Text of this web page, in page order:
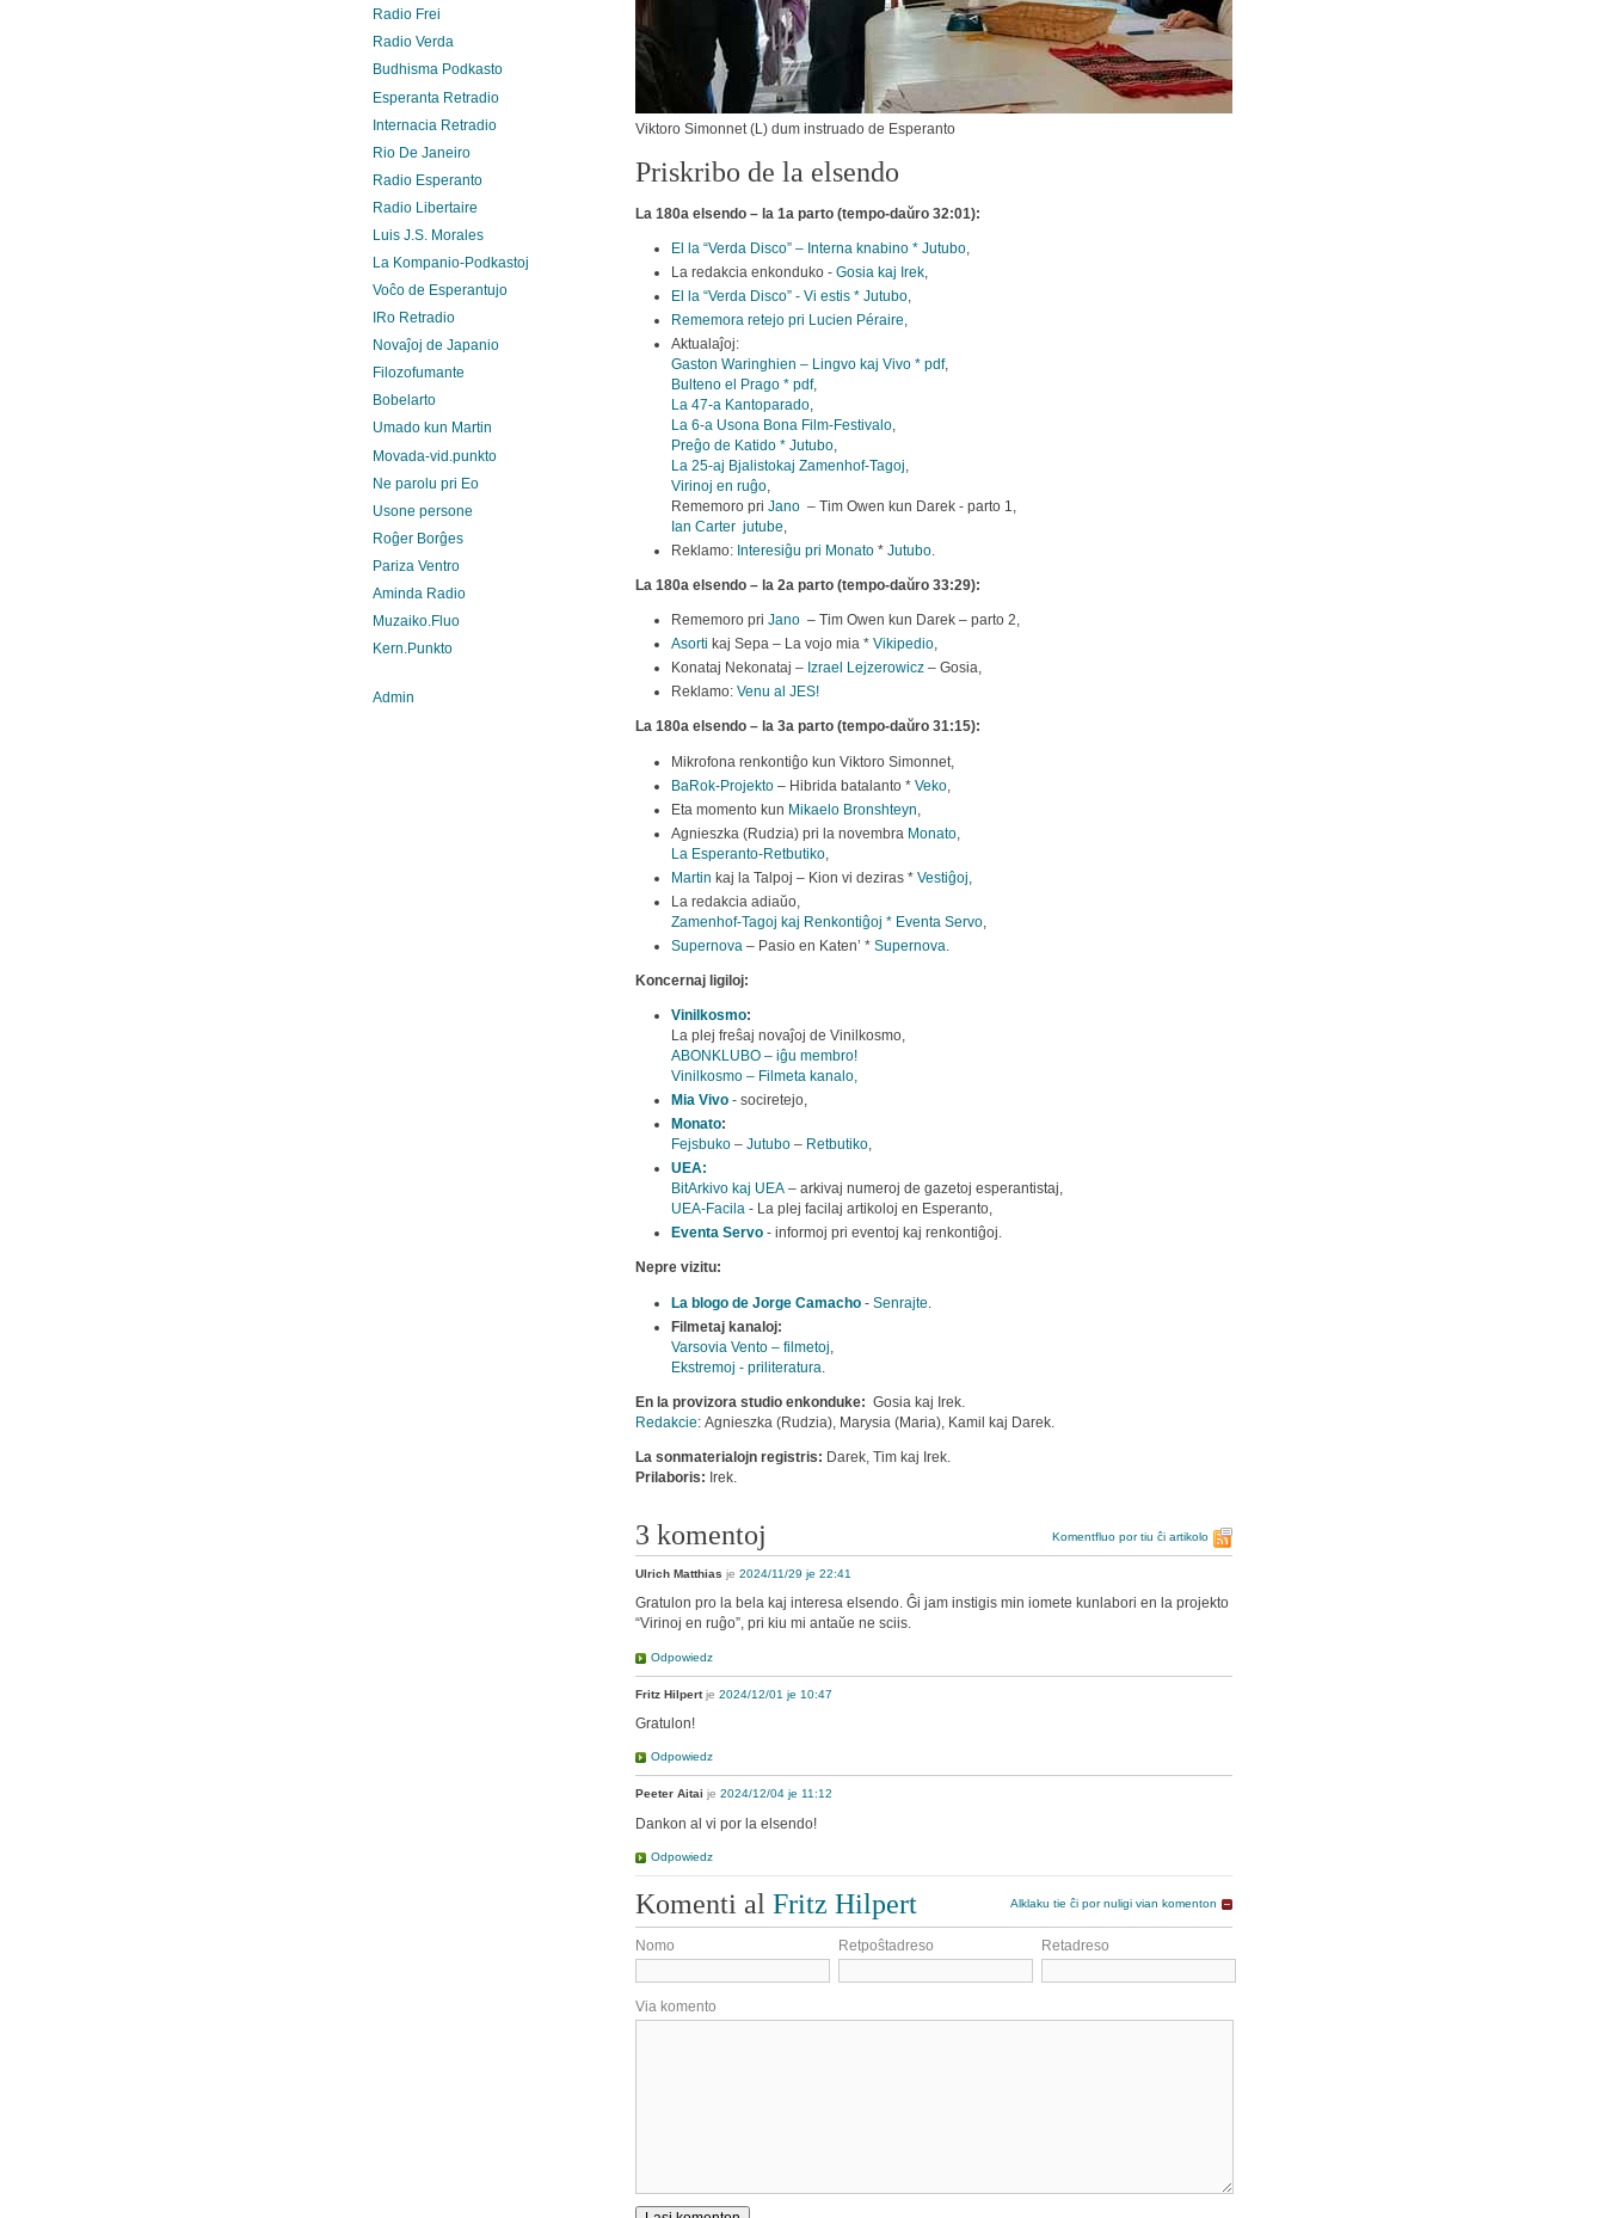
Viktoro Simonnet (L) dum instruado de Esperanto
Priskribo de la elsendo
La 180a elsendo – la 1a parto (tempo-daŭro 32:01):
El la “Verda Disco” – Interna knabino * Jutubo
La redakcia enkonduko - Gosia kaj Irek
El la “Verda Disco” - Vi estis * Jutubo
Rememora retejo pri Lucien Péraire,
Aktualaĵoj:
Gaston Waringhien – Lingvo kaj Vivo * pdf,
Bulteno el Prago * pdf,
La 47-a Kantoparado,
La 6-a Usona Bona Film-Festivalo,
Preĝo de Katido * Jutubo,
La 25-aj Bjalistokaj Zamenhof-Tagoj,
Virinoj en ruĝo,
Rememoro pri Jano – Tim Owen kun Darek - parto 1,
Ian Carter jutube,
Reklamo: Interesiĝu pri Monato * Jutubo.
La 180a elsendo – la 2a parto (tempo-daŭro 33:29):
Rememoro pri Jano – Tim Owen kun Darek – parto 2,
Asorti kaj Sepa – La vojo mia * Vikipedio,
Konataj Nekonataj – Izrael Lejzerowicz – Gosia,
Reklamo: Venu al JES!
La 180a elsendo – la 3a parto (tempo-daŭro 31:15):
Mikrofona renkontiĝo kun Viktoro Simonnet,
BaRok-Projekto – Hibrida batalanto * Veko
Eta momento kun Mikaelo Bronshteyn
Agnieszka (Rudzia) pri la novembra Monato
La Esperanto-Retbutiko
Martin kaj la Talpoj – Kion vi deziras * Vestiĝoj
La redakcia adiaŭo,
Zamenhof-Tagoj kaj Renkontiĝoj * Eventa Servo
Supernova – Pasio en Katen’ * Supernova
Koncernaj ligiloj:
Vinilkosmo:
La plej freŝaj novaĵoj de Vinilkosmo,
ABONKLUBO – iĝu membro!
Vinilkosmo – Filmeta kanalo,
Mia Vivo - sociretejo,
Monato:
Fejsbuko – Jutubo – Retbutiko,
UEA:
BitArkivo kaj UEA – arkivaj numeroj de gazetoj esperantistaj,
UEA-Facila - La plej facilaj artikoloj en Esperanto,
Eventa Servo - informoj pri eventoj kaj renkontiĝoj.
Nepre vizitu:
La blogo de Jorge Camacho - Senrajte
Filmetaj kanaloj:
Varsovia Vento – filmetoj
Ekstremoj - priliteratura
En la provizora studio enkonduke: Gosia kaj Irek.
Redakcie: Agnieszka (Rudzia), Marysia (Maria), Kamil kaj Darek.
La sonmaterialojn registris: Darek, Tim kaj Irek.
Prilaboris: Irek.
3 komentoj Komentfluo por tiu ĉi artikolo
Ulrich Matthias je 2024/11/29 je 22:41
Gratulon pro la bela kaj interesa elsendo. Ĝi jam instigis min iomete kunlabori en la projekto
“Virinoj en ruĝo”, pri kiu mi antaŭe ne sciis.
Odpowiedz
Fritz Hilpertje 2024/12/01 je 10:47
Gratulon!
Odpowiedz
Peeter Aitai je 2024/12/04 je 11:12
Dankon al vi por la elsendo!
Odpowiedz
Komenti al Fritz Hilpert Alklaku tie ĉi por nuligi vian komenton
Nomo Retpoŝtadreso Retadreso
Via komento
Radio Frei
Radio Verda
Budhisma Podkasto
Esperanta Retradio
Internacia Retradio
Rio De Janeiro
Radio Esperanto
Radio Libertaire
Luis J.S. Morales
La Kompanio-Podkastoj
Voĉo de Esperantujo
IRo Retradio
Novaĵoj de Japanio
Filozofumante
Bobelarto
Umado kun Martin
Movada-vid.punkto
Ne parolu pri Eo
Usone persone
Roĝer Borĝes
Pariza Ventro
Aminda Radio
Muzaiko.Fluo
Kern.Punkto
Admin